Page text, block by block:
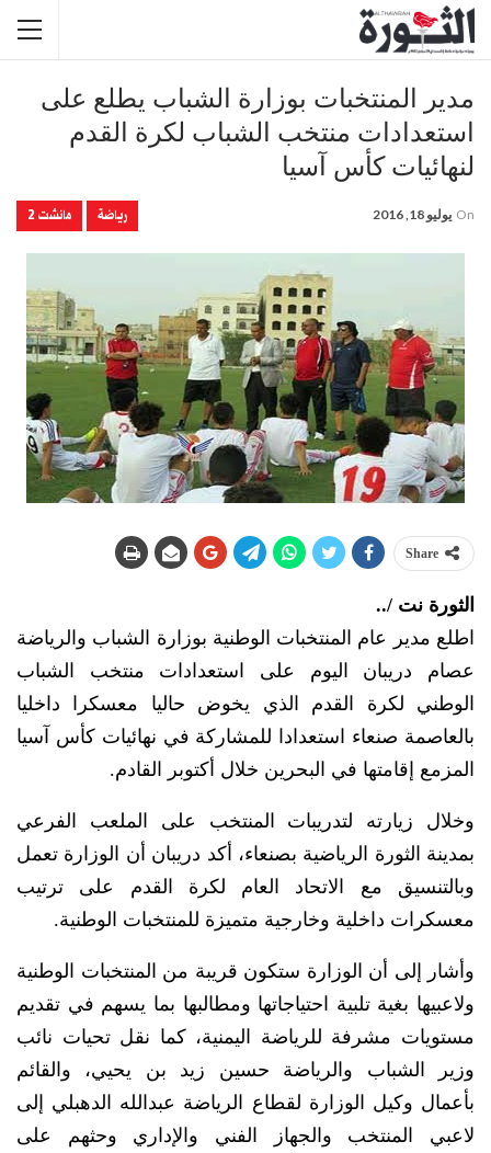
مدير المنتخبات بوزارة الشباب يطلع على
استعدادات منتخب الشباب لكرة القدم
لنهائيات كأس آسيا
رياضة مانشت 2 On يوليو 18, 2016
Share
الثورة نت /..
اطلع مدير عام المنتخبات الوطنية بوزارة الشباب والرياضة
عصام دريبان اليوم على استعدادات منتخب الشباب
الوطني لكرة القدم الذي يخوض حاليا معسكرا داخليا
بالعاصمة صنعاء استعدادا للمشاركة في نهائيات كأس آسيا
المزمع إقامتها في البحرين خلال أكتوبر القادم.
وخلال زيارته لتدريبات المنتخب على الملعب الفرعي
بمدينة الثورة الرياضية بصنعاء، أكد دريبان أن الوزارة تعمل
وبالتنسيق مع الاتحاد العام لكرة القدم على ترتيب
معسكرات داخلية وخارجية متميزة للمنتخبات الوطنية.
وأشار إلى أن الوزارة ستكون قريبة من المنتخبات الوطنية
ولاعبيها بغية تلبية احتياجاتها ومطالبها بما يسهم في تقديم
مستويات مشرفة للرياضة اليمنية، كما نقل تحيات نائب
وزير الشباب والرياضة حسين زيد بن يحيي، والقائم
بأعمال وكيل الوزارة لقطاع الرياضة عبدالله الدهبلي إلى
لاعبي المنتخب والجهاز الفني والإداري وحثهم على